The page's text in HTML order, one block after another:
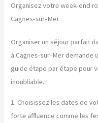
Organisez votre week-end
Cagnes-sur-Mer
Organiser un séjour parfait
à Cagnes-sur-Mer demande
guide étape par étape pour
inoubliable.
1. Choisissez les dates de
forte affluence comme les